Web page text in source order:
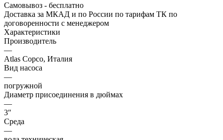
Самовывоз - бесплатно
Доставка за МКАД и по России по тарифам ТК по
договоренности с менеджером
Характеристики
Производитель
—
Atlas Copco, Италия
Вид насоса
—
погружной
Диаметр присоединения в дюймах
—
3″
Среда
—